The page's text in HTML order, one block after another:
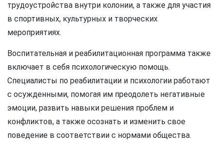
трудоустройства внутри колонии, а также для участия
в спортивных, культурных и творческих
мероприятиях.
Воспитательная и реабилитационная программа также
включает в себя психологическую помощь.
Специалисты по реабилитации и психологии работают
с осужденными, помогая им преодолеть негативные
эмоции, развить навыки решения проблем и
конфликтов, а также осознать и изменить свое
поведение в соответствии с нормами общества.